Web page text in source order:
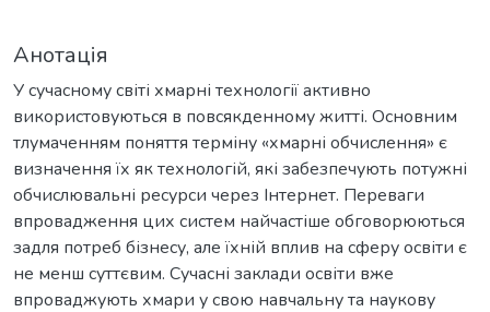
Анотація
У сучасному світі хмарні технології активно
використовуються в повсякденному житті. Основним
тлумаченням поняття терміну «хмарні обчислення» є
визначення їх як технологій, які забезпечують потужні
обчислювальні ресурси через Інтернет. Переваги
впровадження цих систем найчастіше обговорюються
задля потреб бізнесу, але їхній вплив на сферу освіти є
не менш суттєвим. Сучасні заклади освіти вже
впроваджують хмари у свою навчальну та наукову